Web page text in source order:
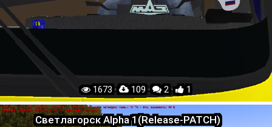
1673 · 109 · 2 · 1
Светлагорск Alpha 1(Release-PATCH)